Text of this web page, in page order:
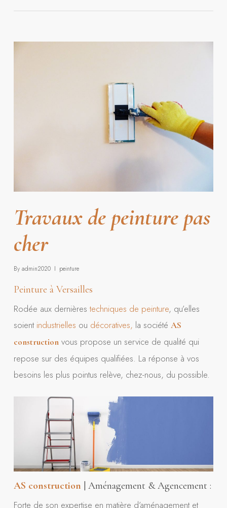
Travaux de peinture pas
cher
By admin2020 peinture
Peinture à Versailles
Rodée aux dernièrestechniques de peinture, qu’elles
soient industrielles ou décoratives, la société AS
constructionvous propose un service de qualité qui
repose sur des équipes qualifiées. La réponse à vos
besoins les plus pointus relève, chez-nous, du possible.
AS construction | Aménagement & Agencement :
Forte de son expertise en matière d’aménagement et